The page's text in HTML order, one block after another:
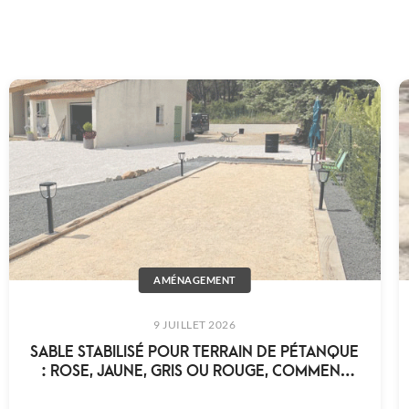
AMÉNAGEMENT
9 JUILLET 2026
SABLE STABILISÉ POUR TERRAIN DE PÉTANQUE
: ROSE, JAUNE, GRIS OU ROUGE, COMMENT